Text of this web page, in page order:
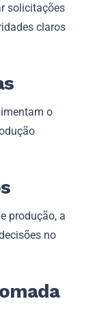
solicitações
claros
o
produção, a
no